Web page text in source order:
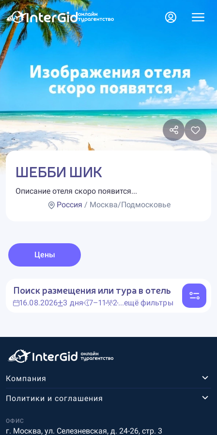
ШЕББИ ШИК
Описание отеля скоро появится...
Россия / Москва/Подмосковье
Цены
Поиск размещения или тура в отель
16.08.2026 3 дня 7–11 2...ещё фильтры
Компания
ОФИС
г. Москва, ул. Селезневская, д. 24-26, стр. 3
Политики и соглашения